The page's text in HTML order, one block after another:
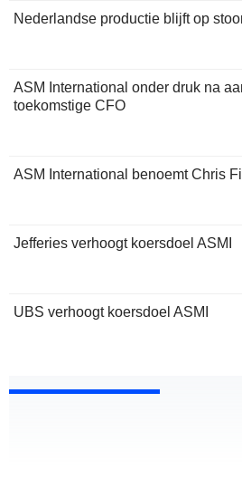
Nederlandse productie blijft op
ASM International onder druk na
toekomstige CFO
ASM International benoemt Chris
Jefferies verhoogt koersdoel ASMI
UBS verhoogt koersdoel ASMI